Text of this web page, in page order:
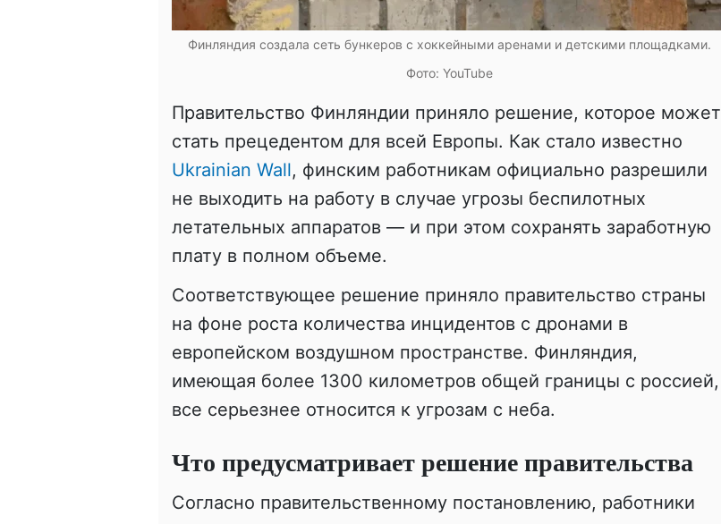
Финляндия создала сеть бункеров с хоккейными аренами и детскими площадками.
Фото: YouTube
Правительство Финляндии приняло решение, которое может
стать прецедентом для всей Европы. Как стало известно
Ukrainian Wall, финским работникам официально разрешили
не выходить на работу в случае угрозы беспилотных
летательных аппаратов — и при этом сохранять заработную
плату в полном объеме.
Соответствующее решение приняло правительство страны
на фоне роста количества инцидентов с дронами в
европейском воздушном пространстве. Финляндия,
имеющая более 1300 километров общей границы с россией,
все серьезнее относится к угрозам с неба.
Что предусматривает решение правительства
Согласно правительственному постановлению, работники